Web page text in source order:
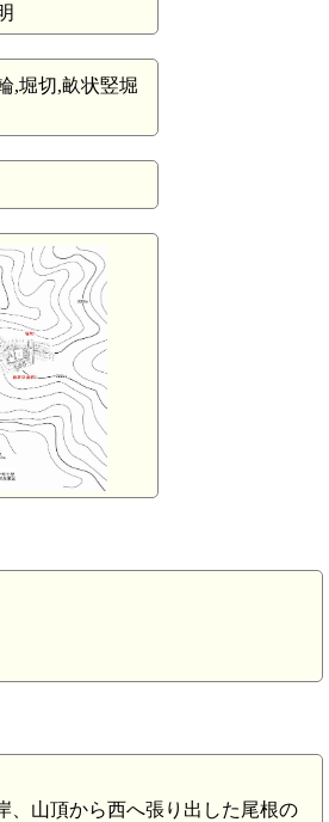
,堀切,畝状竪堀
、山頂から西へ張り出した尾根の